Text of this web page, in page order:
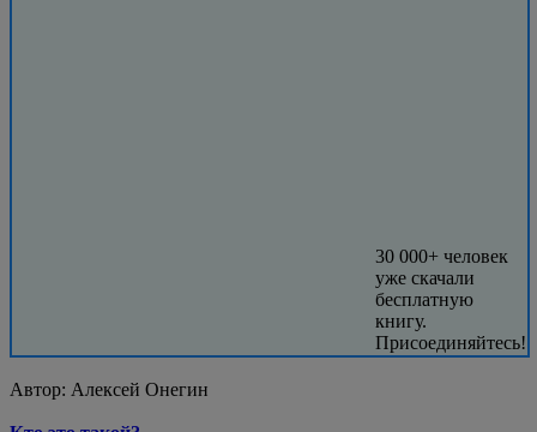
30 000+ человек
уже скачали
бесплатную
книгу.
Присоединяйтесь!
Автор: Алексей Онегин